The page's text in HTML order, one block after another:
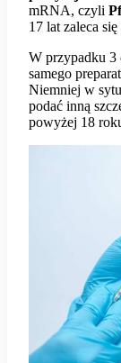
mRNA, czyli
17 lat zaleca
W przypadku 3
samego
Niemniej w
podać inną
powyżej 18